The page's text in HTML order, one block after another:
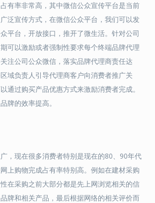
有率非常高，其中微信公众宣传平台是当前
泛宣传方式，在微信公众平台，我们可以发
平台，开放接口，推开了微生活。针对公司
可以激励或者强制性要求每个终端品牌代理
注公司公众微信，落实品牌代理商责任达
域负责人引导代理商客户向消费者推广关
通过购买产品优惠方式来激励消费者完成。
牌的效率提高。
，现在很多消费者特别是现在的80、90年代
上购物完成占有率特别高。例如在建材采购
在采购之前大部分都是先上网浏览相关的信
牌和相关产品，最后根据网络的相关评价而